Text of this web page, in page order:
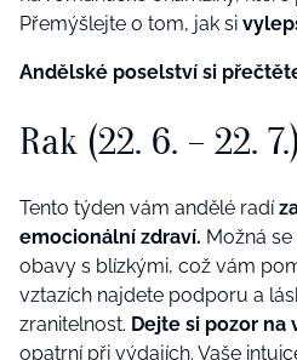
Přemýšlejte o tom, jak si
Andělské poselství si
Rak (22. 6. – 22. 7.)
Tento týden vám andělé radí
emocionální zdraví. Možná
obavy s blízkými, což vám
vztazích najdete podporu a
zranitelnost. Dejte si pozor
opatrní při výdajích. Vaše